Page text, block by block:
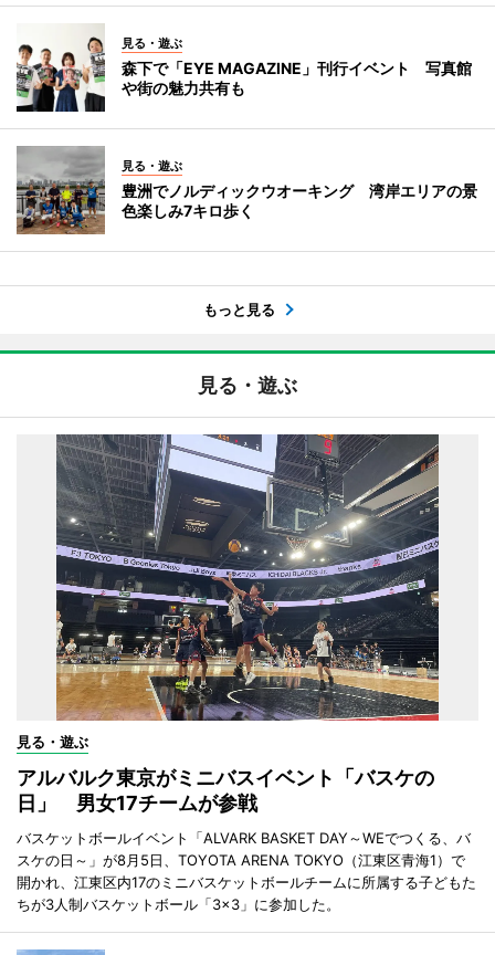
見る・遊ぶ
森下で「EYE MAGAZINE」刊行イベント 写真館
や街の魅力共有も
見る・遊ぶ
豊洲でノルディックウオーキング 湾岸エリアの景
色楽しみ7キロ歩く
もっと見る
見る・遊ぶ
見る・遊ぶ
アルバルク東京がミニバスイベント「バスケの
日」 男女17チームが参戦
バスケットボールイベント「ALVARK BASKET DAY～WEでつくる、バ
スケの日～」が8月5日、TOYOTA ARENA TOKYO（江東区青海1）で
開かれ、江東区内17のミニバスケットボールチームに所属する子どもた
ちが3人制バスケットボール「3×3」に参加した。